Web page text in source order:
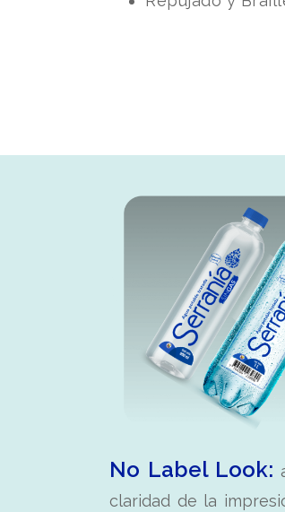
No Label Look:
claridad de la